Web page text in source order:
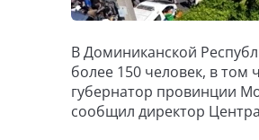
В Доминиканской
более 150 человек, в том
губернатор провинции
сообщил директор